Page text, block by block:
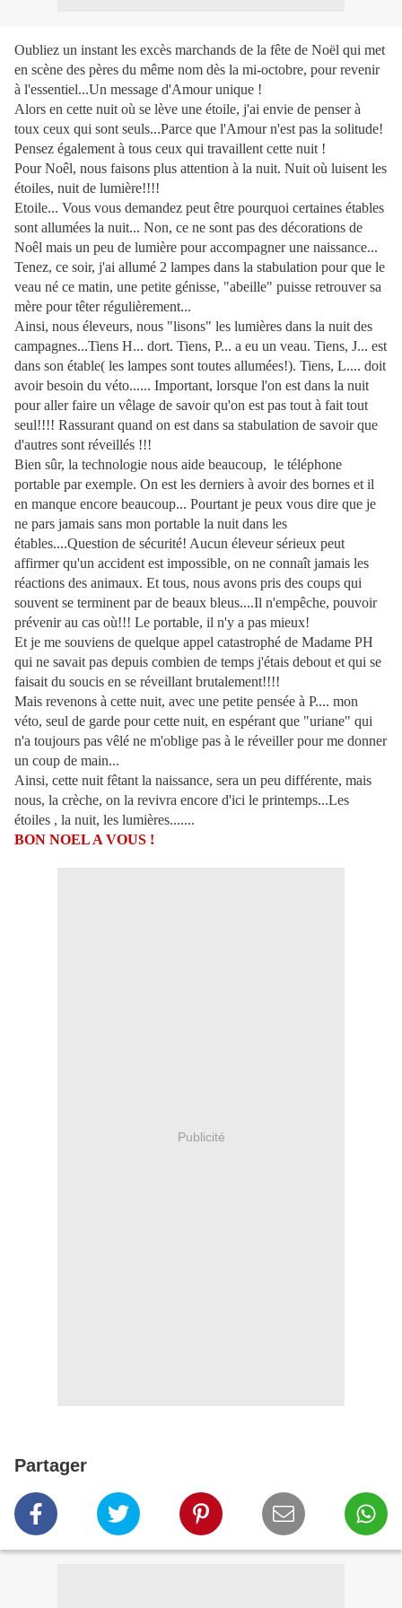
Oubliez un instant les excès marchands de la fête de Noël qui met
en scène des pères du même nom dès la mi-octobre, pour revenir
à l'essentiel...Un message d'Amour unique !
Alors en cette nuit où se lève une étoile, j'ai envie de penser à
toux ceux qui sont seuls...Parce que l'Amour n'est pas la solitude!
Pensez également à tous ceux qui travaillent cette nuit !
Pour Noêl, nous faisons plus attention à la nuit. Nuit où luisent les
étoiles, nuit de lumière!!!!
Etoile... Vous vous demandez peut être pourquoi certaines étables
sont allumées la nuit... Non, ce ne sont pas des décorations de
Noêl mais un peu de lumière pour accompagner une naissance...
Tenez, ce soir, j'ai allumé 2 lampes dans la stabulation pour que le
veau né ce matin, une petite génisse, "abeille" puisse retrouver sa
mère pour têter régulièrement...
Ainsi, nous éleveurs, nous "lisons" les lumières dans la nuit des
campagnes...Tiens H... dort. Tiens, P... a eu un veau. Tiens, J... est
dans son étable( les lampes sont toutes allumées!). Tiens, L.... doit
avoir besoin du véto...... Important, lorsque l'on est dans la nuit
pour aller faire un vêlage de savoir qu'on est pas tout à fait tout
seul!!!! Rassurant quand on est dans sa stabulation de savoir que
d'autres sont réveillés !!!
Bien sûr, la technologie nous aide beaucoup, le téléphone
portable par exemple. On est les derniers à avoir des bornes et il
en manque encore beaucoup... Pourtant je peux vous dire que je
ne pars jamais sans mon portable la nuit dans les
étables....Question de sécurité! Aucun éleveur sérieux peut
affirmer qu'un accident est impossible, on ne connaît jamais les
réactions des animaux. Et tous, nous avons pris des coups qui
souvent se terminent par de beaux bleus....Il n'empêche, pouvoir
prévenir au cas où!!! Le portable, il n'y a pas mieux!
Et je me souviens de quelque appel catastrophé de Madame PH
qui ne savait pas depuis combien de temps j'étais debout et qui se
faisait du soucis en se réveillant brutalement!!!!
Mais revenons à cette nuit, avec une petite pensée à P.... mon
véto, seul de garde pour cette nuit, en espérant que "uriane" qui
n'a toujours pas vêlé ne m'oblige pas à le réveiller pour me donner
un coup de main...
Ainsi, cette nuit fêtant la naissance, sera un peu différente, mais
nous, la crèche, on la revivra encore d'ici le printemps...Les
étoiles , la nuit, les lumières.......
BON NOEL A VOUS !
Publicité
Partager